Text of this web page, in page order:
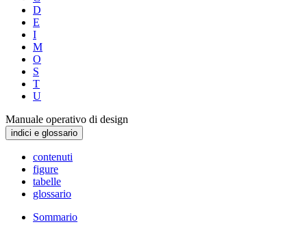
D
E
I
M
O
S
T
U
Manuale operativo di design
indici e glossario
contenuti
figure
tabelle
glossario
Sommario